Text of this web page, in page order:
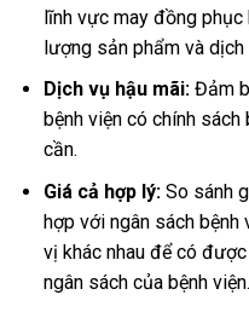
lĩnh vực may đồng
lượng sản phẩm và
Dịch vụ hậu mãi: Đảm
bệnh viện có chính
cần.
Giá cả hợp lý:So sánh
hợp với ngân sách bệnh
vị khác nhau để có
ngân sách của bệnh viện.